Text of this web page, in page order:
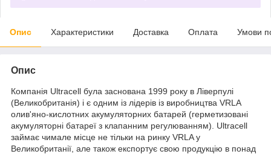
Опис Характеристики Доставка Оплата Умови
Опис
Компанія Ultracell була заснована 1999 року в Ліверпулі
(Великобританія) і є одним із лідерів із виробництва VRLA
олив'яно-кислотних акумуляторних батарей (герметизовані
акумуляторні батареї з клапанним регулюванням). Ultracell
займає чимале місце не тільки на ринку VRLA у
Великобританії, але також експортує свою продукцію в понад